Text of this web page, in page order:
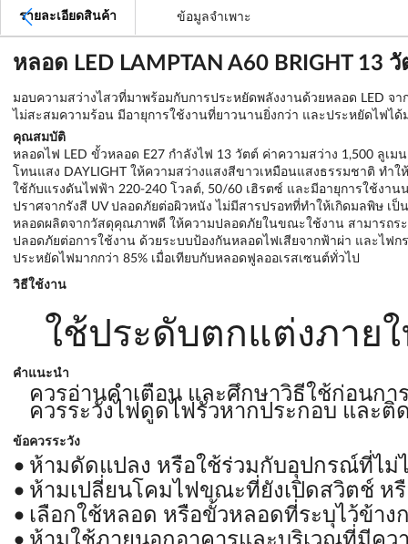
รายละเอียดสินค้า ข้อมูลจำเพาะ
หลอด LED LAMPTAN A60 BRIGHT 13
มอบความสว่างไสวที่มาพร้อมกับการประหยัดพลังงานด้วยหลอด LED
ไม่สะสมความร้อน มีอายุการใช้งานที่ยาวนานยิ่งกว่า และประหยัดไฟ
คุณสมบัติ
หลอดไฟ LED ขั้วหลอด E27 กำลังไฟ 13 วัตต์ ค่าความสว่าง 1,500 ลูเม
โทนแสง DAYLIGHT ให้ความสว่างแสงสีขาวเหมือนแสงธรรมชาติ ทำใ
ใช้กับแรงดันไฟฟ้า 220-240 โวลต์, 50/60 เฮิรตซ์ และมีอายุการใช้งาน
ปราศจากรังสี UV ปลอดภัยต่อผิวหนัง ไม่มีสารปรอทที่ทำให้เกิดมลพิษ เ
หลอดผลิตจากวัสดุคุณภาพดี ให้ความปลอดภัยในขณะใช้งาน สามารถร
ปลอดภัยต่อการใช้งาน ด้วยระบบป้องกันหลอดไฟเสียจากฟ้าผ่า และไฟก
ประหยัดไฟมากกว่า 85% เมื่อเทียบกับหลอดฟูลออเรสเซนต์ทั่วไป
วิธีใช้งาน
ใช้ประดับตกแต่งภาย
คำแนะนำ
ควรอ่านคำเตือน และศึกษาวิธีใช้ก่อนกา
ควรระวังไฟดูดไฟรั่วหากประกอบ และติ
ข้อควรระวัง
ห้ามดัดแปลง หรือใช้ร่วมกับอุปกรณ์ที่ไม่
ห้ามเปลี่ยนโคมไฟขณะที่ยังเปิดสวิตช์ ห
เลือกใช้หลอด หรือขั้วหลอดที่ระบุไว้ข้าง